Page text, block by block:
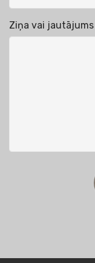
Ziņa vai jautājums